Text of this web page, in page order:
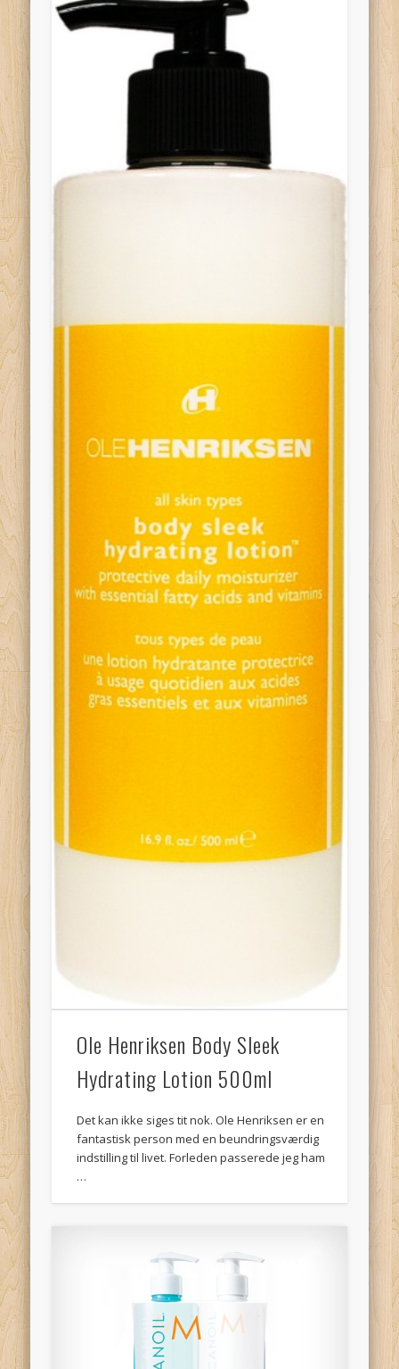
Ole Henriksen Body Sleek
Hydrating Lotion 500ml
Det kan ikke siges tit nok. Ole Henriksen er en
fantastisk person med en beundringsværdig
indstilling til livet. Forleden passerede jeg ham
…